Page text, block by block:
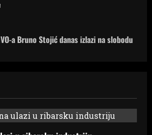
a Bruno Stojić danas izlazi na slobodu